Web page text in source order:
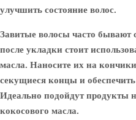
улучшить состояние волос.
Завитые волосы часто
после укладки стоит
масла. Наносите их на
секущиеся концы и
Идеально подойдут продукты
кокосового масла.